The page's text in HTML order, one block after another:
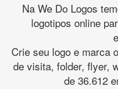
Na We Do Logos
logotipos online
Crie seu logo e marca
de visita, folder, flyer,
de 36.612